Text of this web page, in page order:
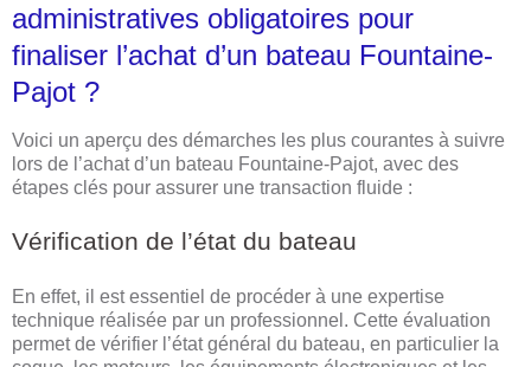
administratives obligatoires pour
finaliser l’achat d’un bateau Fountaine-
Pajot ?
Voici un aperçu des démarches les plus courantes à suivre
lors de l’achat d’un bateau Fountaine-Pajot, avec des
étapes clés pour assurer une transaction fluide :
Vérification de l’état du bateau
En effet, il est essentiel de procéder à une expertise
technique réalisée par un professionnel. Cette évaluation
permet de vérifier l’état général du bateau, en particulier la